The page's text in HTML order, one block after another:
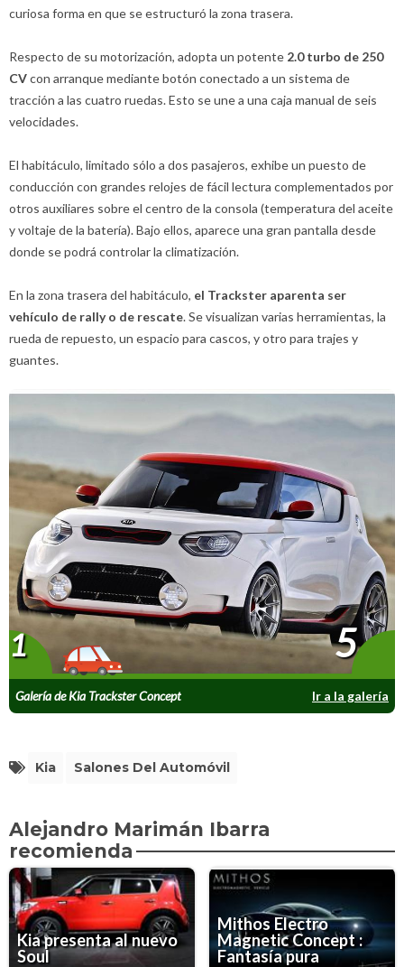
curiosa forma en que se estructuró la zona trasera.
Respecto de su motorización, adopta un potente 2.0 turbo de 250
CVcon arranque mediante botón conectado a un sistema de
tracción a las cuatro ruedas. Esto se une a una caja manual de seis
velocidades.
El habitáculo, limitado sólo a dos pasajeros, exhibe un puesto de
conducción con grandes relojes de fácil lectura complementados por
otros auxiliares sobre el centro de la consola (temperatura del aceite
y voltaje de la batería). Bajo ellos, aparece una gran pantalla desde
donde se podrá controlar la climatización.
En la zona trasera del habitáculo, el Trackster aparenta ser
vehículo de rally o de rescate. Se visualizan varias herramientas, la
rueda de repuesto, un espacio para cascos, y otro para trajes y
guantes.
Galería de Kia Trackster Concept Ir a la galería
1 5
Kia Salones Del Automóvil
Alejandro Marimán Ibarra
recomienda
Kia presenta al nuevo
Soul
Mithos Electro
Magnetic Concept :
Fantasía pura